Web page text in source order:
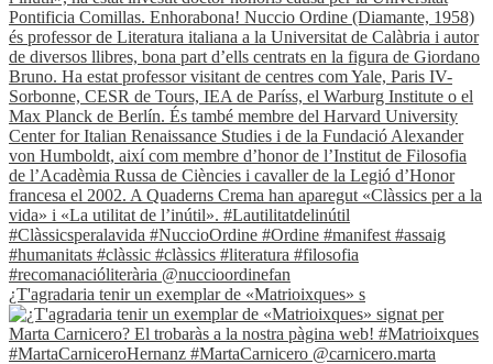
¿T'agradaria tenir un exemplar de «Matrioixques» s